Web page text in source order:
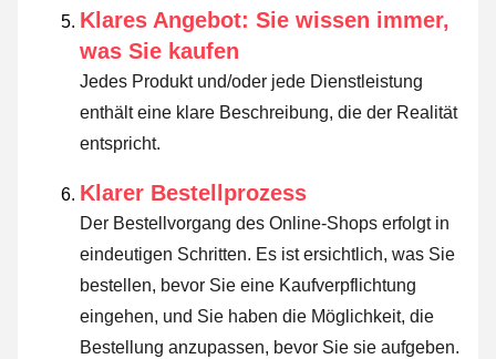
Klares Angebot: Sie wissen immer,
was Sie kaufen
Jedes Produkt und/oder jede Dienstleistung
enthält eine klare Beschreibung, die der Realität
entspricht.
Klarer Bestellprozess
Der Bestellvorgang des Online-Shops erfolgt in
eindeutigen Schritten. Es ist ersichtlich, was Sie
bestellen, bevor Sie eine Kaufverpflichtung
eingehen, und Sie haben die Möglichkeit, die
Bestellung anzupassen, bevor Sie sie aufgeben.